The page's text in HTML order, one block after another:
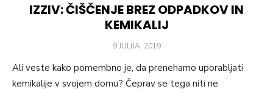
IZZIV: ČIŠČENJE BREZ ODPADKOV IN
KEMIKALIJ
POSTED
9 JULIJA, 2019
Ali veste kako pomembno je, da prenehamo uporabljati
kemikalije v svojem domu? Čeprav se tega niti ne